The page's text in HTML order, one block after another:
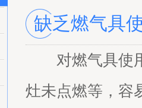
缺乏燃气具
对燃气具使用
灶未点燃等，容